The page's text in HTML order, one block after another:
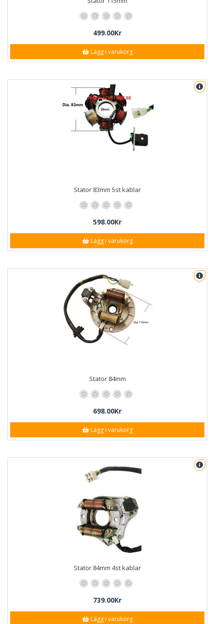
499.00Kr
Lägg i varukorg
Stator 83mm 5st kablar
598.00Kr
Lägg i varukorg
Stator 84mm
698.00Kr
Lägg i varukorg
Stator 84mm 4st kablar
739.00Kr
Lägg i varukorg